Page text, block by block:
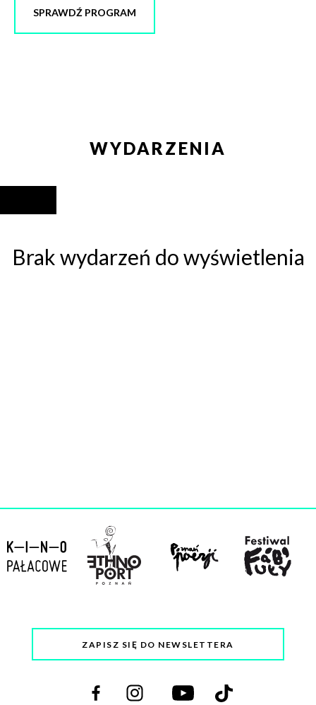
SPRAWDŹ PROGRAM
WYDARZENIA
Brak wydarzeń do wyświetlenia
ZAPISZ SIĘ DO NEWSLETTERA
Odwiedź
nas
Odwiedź
nas
Odwiedź
nas
Odwiedź
nas